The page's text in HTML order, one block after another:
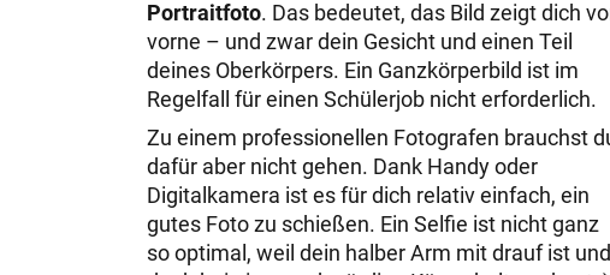
Portraitfoto. Das bedeutet, das Bild zeigt dich
vorne – und zwar dein Gesicht und einen Teil
deines Oberkörpers. Ein Ganzkörperbild ist im
Regelfall für einen Schülerjob nicht erforderlich.
Zu einem professionellen Fotografen brauchst
dafür aber nicht gehen. Dank Handy oder
Digitalkamera ist es für dich relativ einfach, ein
gutes Foto zu schießen. Ein Selfie ist nicht ganz
so optimal, weil dein halber Arm mit drauf ist und